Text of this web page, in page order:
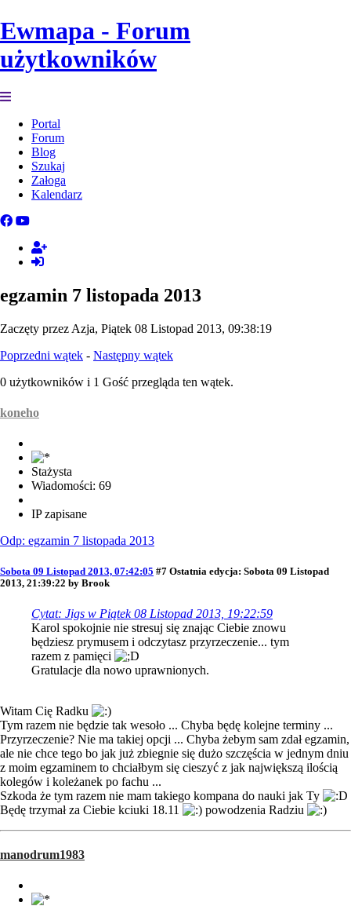
Ewmapa - Forum
użytkowników
Portal
Forum
Blog
Szukaj
Załoga
Kalendarz
egzamin 7 listopada 2013
Zaczęty przez Azja, Piątek 08 Listopad 2013, 09:38:19
Poprzedni wątek - Następny wątek
0 użytkowników i 1 Gość przegląda ten wątek.
koneho
Stażysta
Wiadomości: 69
IP zapisane
Odp: egzamin 7 listopada 2013
Sobota 09 Listopad 2013, 07:42:05 #7 Ostatnia edycja: Sobota 09 Listopad
2013, 21:39:22 by Brook
Cytat: Jigs w Piątek 08 Listopad 2013, 19:22:59
Karol spokojnie nie stresuj się znając Ciebie znowu
będziesz prymusem i odczytasz przyrzeczenie... tym
razem z pamięci
Gratulacje dla nowo uprawnionych.
Witam Cię Radku
Tym razem nie będzie tak wesoło ... Chyba będę kolejne terminy ...
Przyrzeczenie? Nie ma takiej opcji ... Chyba żebym sam zdał egzamin,
ale nie chce tego bo jak już zbiegnie się dużo szczęścia w jednym dniu
z moim egzaminem to chciałbym się cieszyć z jak największą ilością
kolegów i koleżanek po fachu ...
Szkoda że tym razem nie mam takiego kompana do nauki jak Ty
Będę trzymał za Ciebie kciuki 18.11
powodzenia Radziu
manodrum1983